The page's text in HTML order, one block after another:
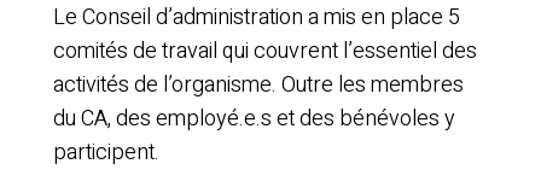
Le Conseil d’administration a mis en place 5
comités de travail qui couvrent l’essentiel des
activités de l’organisme. Outre les membres
du CA, des employé.e.s et des bénévoles y
participent.